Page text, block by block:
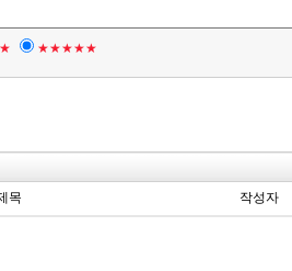
★★★★★
목 작성자